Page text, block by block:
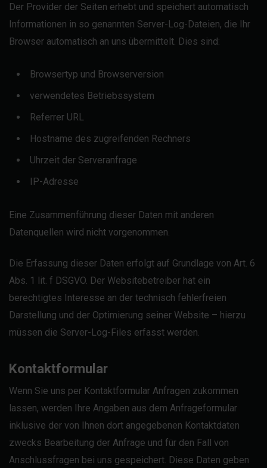
Der Provider der Seiten erhebt und speichert automatisch
Informationen in so genannten Server-Log-Dateien, die Ihr
Browser automatisch an uns übermittelt. Dies sind:
Browsertyp und Browserversion
verwendetes Betriebssystem
Referrer URL
Hostname des zugreifenden Rechners
Uhrzeit der Serveranfrage
IP-Adresse
Eine Zusammenführung dieser Daten mit anderen
Datenquellen wird nicht vorgenommen.
Die Erfassung dieser Daten erfolgt auf Grundlage von Art. 6
Abs. 1 lit. f DSGVO. Der Websitebetreiber hat ein
berechtigtes Interesse an der technisch fehlerfreien
Darstellung und der Optimierung seiner Website – hierzu
müssen die Server-Log-Files erfasst werden.
Kontaktformular
Wenn Sie uns per Kontaktformular Anfragen zukommen
lassen, werden Ihre Angaben aus dem Anfrageformular
inklusive der von Ihnen dort angegebenen Kontaktdaten
zwecks Bearbeitung der Anfrage und für den Fall von
Anschlussfragen bei uns gespeichert. Diese Daten geben